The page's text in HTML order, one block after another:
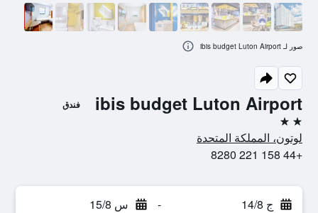
ibis budget Luton Airport فندق
2 نجمتين
لوتون، المملكة المتحدة
+44 158 221 8280
ج 14/8 - س 15/8
صور لـ ibis budget Luton Airport